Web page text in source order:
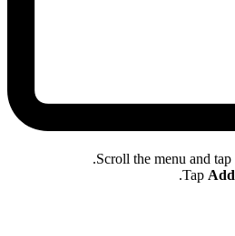
Scroll the menu and tap
.
Tap Add